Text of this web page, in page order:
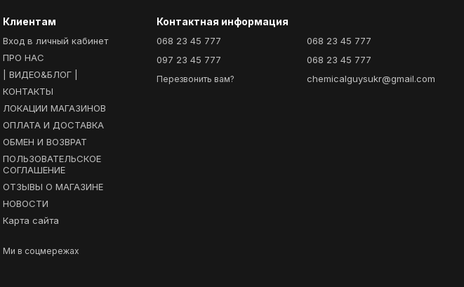
Клиентам
Вход в личный кабинет
ПРО НАС
| ВИДЕО&БЛОГ |
КОНТАКТЫ
ЛОКАЦИИ МАГАЗИНОВ
ОПЛАТА И ДОСТАВКА
ОБМЕН И ВОЗВРАТ
ПОЛЬЗОВАТЕЛЬСКОЕ
СОГЛАШЕНИЕ
ОТЗЫВЫ О МАГАЗИНЕ
НОВОСТИ
Карта сайта
Ми в соцмережах
Контактная информация
068 23 45 777
097 23 45 777
Перезвонить вам?
068 23 45 777
068 23 45 777
chemicalguysukr@gmail.com